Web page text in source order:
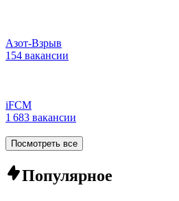
Азот-Взрыв
154 вакансии
iFCM
1 683 вакансии
Посмотреть все
Популярное